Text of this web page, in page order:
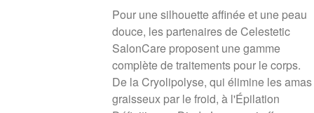
Pour une silhouette affinée et une peau
douce, les partenaires de Celestetic
SalonCare proposent une gamme
complète de traitements pour le corps.
De la Cryolipolyse, qui élimine les amas
graisseux par le froid, à l'Épilation